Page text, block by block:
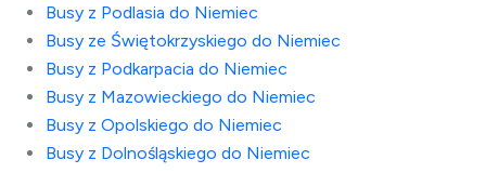
Busy z Podlasia do Niemiec
Busy ze Świętokrzyskiego do Niemiec
Busy z Podkarpacia do Niemiec
Busy z Mazowieckiego do Niemiec
Busy z Opolskiego do Niemiec
Busy z Dolnośląskiego do Niemiec